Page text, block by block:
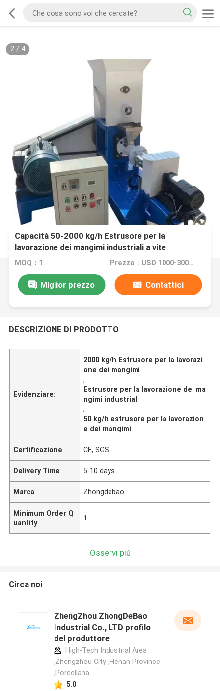
2/ 4
Capacità 50-2000 kg/h Estrusore per la
lavorazione dei mangimi industriali a vite
MOQ：1 Prezzo：USD 1000-3000set
Miglior prezzo Contattici
DESCRIZIONE DI PRODOTTO
Evidenziare:
2000 kg/h Estrusore per la lavorazi
one dei mangimi
,
Estrusore per la lavorazione dei ma
ngimi industriali
,
50 kg/h estrusore per la lavorazion
e dei mangimi
Certificazione CE, SGS
Delivery Time 5-10 days
Marca Zhongdebao
Minimum Order Q
uantity
1
Osservi più
Circa noi
ZhengZhou ZhongDeBao
Industrial Co., LTD profilo
del produttore
High-Tech Industrial Area
,Zhengzhou City ,Henan Province
,Porcellana
5.0